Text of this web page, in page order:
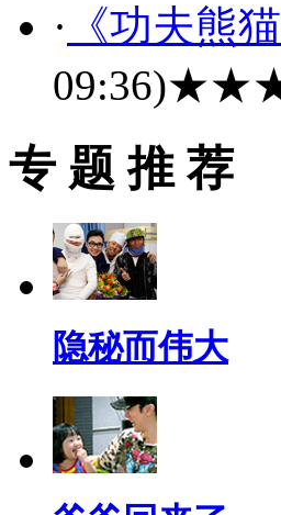
· 《功夫熊
09:36)
专 题 推 荐
隐秘而伟大